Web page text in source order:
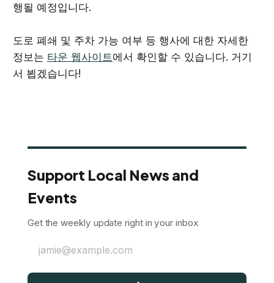
행될 예정입니다.
도로 폐쇄 및 주차 가능 여부 등 행사에 대한 자세한
정보는 타운 웹사이트 에서 확인할 수 있습니다. 거기
서 뵙겠습니다!
Support Local News and
Events
Get the weekly update right in your inbox
jamie@example.com